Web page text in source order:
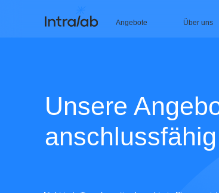
Angebote Über uns
Unsere